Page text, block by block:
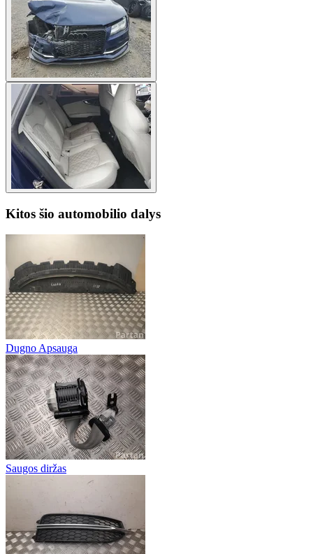
Kitos šio automobilio dalys
Dugno Apsauga
Saugos diržas